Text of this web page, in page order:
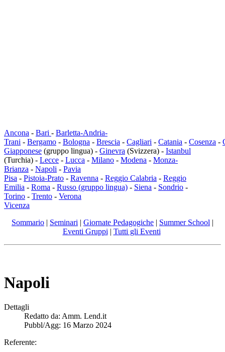
Ancona - Bari - Barletta-Andria-
Trani - Bergamo - Bologna - Brescia - Cagliari - Catania - Cosenza -
Giapponese (gruppo lingua) - Ginevra (Svizzera) - Istanbul
(Turchia) - Lecce - Lucca - Milano - Modena - Monza-
Brianza - Napoli - Pavia
Pisa - Pistoia-Prato - Ravenna - Reggio Calabria - Reggio
Emilia - Roma - Russo (gruppo lingua) - Siena - Sondrio -
Torino - Trento - Verona
Vicenza
Sommario | Seminari | Giornate Pedagogiche | Summer School |
Eventi Gruppi| Tutti gli Eventi
Napoli
Dettagli
Redatto da: Amm. Lend.it
Pubbl/Agg: 16 Marzo 2024
Referente: